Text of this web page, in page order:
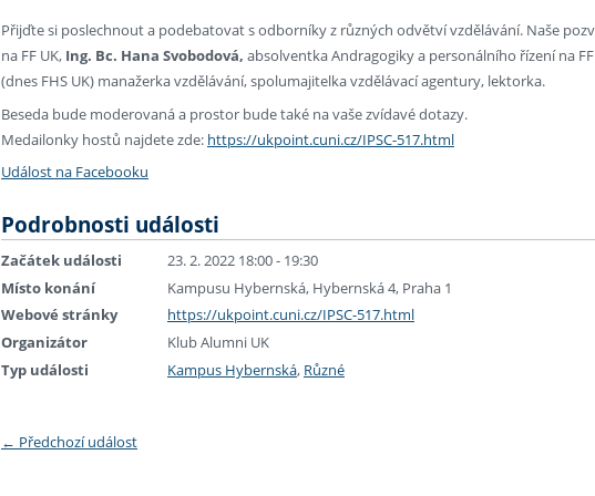
Přijďte si poslechnout a podebatovat s odborníky z různých odvětví vzdělávání. Naše
na FF UK, Ing. Bc. Hana Svobodová, absolventka Andragogiky a personálního řízení na FF
(dnes FHS UK) manažerka vzdělávání, spolumajitelka vzdělávací agentury, lektorka.
Beseda bude moderovaná a prostor bude také na vaše zvídavé dotazy.
Medailonky hostů najdete zde: https://ukpoint.cuni.cz/IPSC-517.html
Událost na Facebooku
Podrobnosti události
Začátek události
23. 2. 2022 18:00 - 19:30
Místo konání
Kampusu Hybernská, Hybernská 4, Praha 1
Webové stránky
https://ukpoint.cuni.cz/IPSC-517.html
Organizátor
Klub Alumni UK
Typ události
Kampus Hybernská, Různé
← Předchozí událost